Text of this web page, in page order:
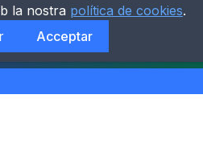
la nostra política de cookies.
Acceptar